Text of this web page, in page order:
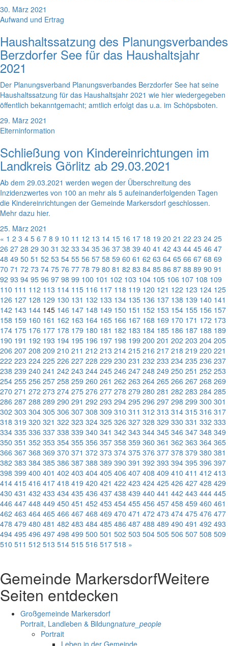
30. März 2021
Aufwand und Ertrag
Haushaltssatzung des Planungsverbandes
Berzdorfer See für das Haushaltsjahr
2021
Der Planungsverband Planungsverbandes Berzdorfer See hat seine
Haushaltssatzung für das Haushaltsjahr 2021 wie hier wiedergegeben
öffentlich bekanntgemacht; amtlich erfolgt das u.a. im Schöpsboten.
29. März 2021
Elterninformation
Schließung von Kindereinrichtungen im
Landkreis Görlitz ab 29.03.2021
Ab dem 29.03.2021 werden wegen der Überschreitung des
Inzidenzwertes von 100 an mehr als 5 aufeinanderfolgenden Tagen
die Kindereinrichtungen der Gemeinde Markersdorf geschlossen.
Mehr dazu hier.
25. März 2021
« 1 2 3 4 5 6 7 8 9 10 11 12 13 14 15 16 17 18 19 20 21 22 23 24 25
26 27 28 29 30 31 32 33 34 35 36 37 38 39 40 41 42 43 44 45 46 47
48 49 50 51 52 53 54 55 56 57 58 59 60 61 62 63 64 65 66 67 68 69
70 71 72 73 74 75 76 77 78 79 80 81 82 83 84 85 86 87 88 89 90 91
92 93 94 95 96 97 98 99 100 101 102 103 104 105 106 107 108 109
110 111 112 113 114 115 116 117 118 119 120 121 122 123 124 125
126 127 128 129 130 131 132 133 134 135 136 137 138 139 140 141
142 143 144 145 146 147 148 149 150 151 152 153 154 155 156 157
158 159 160 161 162 163 164 165 166 167 168 169 170 171 172 173
174 175 176 177 178 179 180 181 182 183 184 185 186 187 188 189
190 191 192 193 194 195 196 197 198 199 200 201 202 203 204 205
206 207 208 209 210 211 212 213 214 215 216 217 218 219 220 221
222 223 224 225 226 227 228 229 230 231 232 233 234 235 236 237
238 239 240 241 242 243 244 245 246 247 248 249 250 251 252 253
254 255 256 257 258 259 260 261 262 263 264 265 266 267 268 269
270 271 272 273 274 275 276 277 278 279 280 281 282 283 284 285
286 287 288 289 290 291 292 293 294 295 296 297 298 299 300 301
302 303 304 305 306 307 308 309 310 311 312 313 314 315 316 317
318 319 320 321 322 323 324 325 326 327 328 329 330 331 332 333
334 335 336 337 338 339 340 341 342 343 344 345 346 347 348 349
350 351 352 353 354 355 356 357 358 359 360 361 362 363 364 365
366 367 368 369 370 371 372 373 374 375 376 377 378 379 380 381
382 383 384 385 386 387 388 389 390 391 392 393 394 395 396 397
398 399 400 401 402 403 404 405 406 407 408 409 410 411 412 413
414 415 416 417 418 419 420 421 422 423 424 425 426 427 428 429
430 431 432 433 434 435 436 437 438 439 440 441 442 443 444 445
446 447 448 449 450 451 452 453 454 455 456 457 458 459 460 461
462 463 464 465 466 467 468 469 470 471 472 473 474 475 476 477
478 479 480 481 482 483 484 485 486 487 488 489 490 491 492 493
494 495 496 497 498 499 500 501 502 503 504 505 506 507 508 509
510 511 512 513 514 515 516 517 518 »
Gemeinde MarkersdorfWeitere
Seiten entdecken
Großgemeinde Markersdorf
Portrait, Landleben & Bildungnature_people
Portrait